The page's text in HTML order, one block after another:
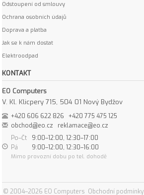
Odstoupení od smlouvy
Ochrana osobních údajů
Doprava a platba
Jak se k nám dostat
Elektroodpad
KONTAKT
EO Computers
V. Kl. Klicpery 715, 504 01 Nový Bydžov
+420 606 622 826
+420 775 475 125
obchod@eo.cz
reklamace@eo.cz
Po–Čt
9:00–12:00, 12:30–17:00
Pá
9:00–12:00, 12:30–16:00
Mimo provozní dobu po tel. dohodě
© 2004–2026 EO Computers Obchodní podmínky